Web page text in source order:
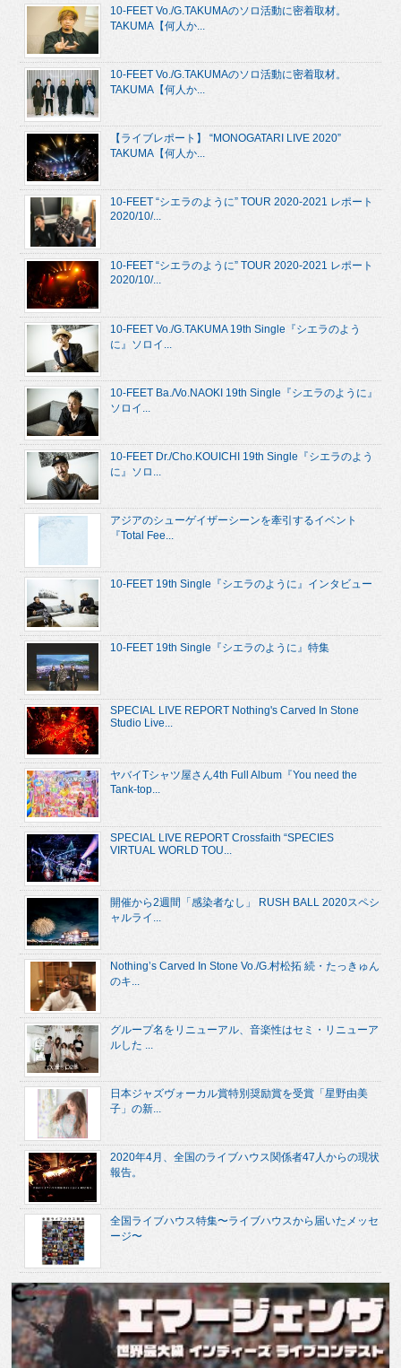
10-FEET Vo./G.TAKUMAのソロ活動に密着取材。
TAKUMA【何人か...
10-FEET Vo./G.TAKUMAのソロ活動に密着取材。
TAKUMA【何人か...
【ライブレポート】 “MONOGATARI LIVE 2020”
TAKUMA【何人か...
10-FEET “シエラのように” TOUR 2020-2021 レポート
2020/10/...
10-FEET “シエラのように” TOUR 2020-2021 レポート
2020/10/...
10-FEET Vo./G.TAKUMA 19th Single『シエラのよう
に』ソロイ...
10-FEET Ba./Vo.NAOKI 19th Single『シエラのように』
ソロイ...
10-FEET Dr./Cho.KOUICHI 19th Single『シエラのよう
に』ソロ...
アジアのシューゲイザーシーンを牽引するイベント
『Total Fee...
10-FEET 19th Single『シエラのように』インタビュー
10-FEET 19th Single『シエラのように』特集
SPECIAL LIVE REPORT Nothing's Carved In Stone
Studio Live...
ヤバイTシャツ屋さん4th Full Album『You need the
Tank-top...
SPECIAL LIVE REPORT Crossfaith “SPECIES
VIRTUAL WORLD TOU...
開催から2週間「感染者なし」 RUSH BALL 2020スペシ
ャルライ...
Nothing’s Carved In Stone Vo./G.村松拓 続・たっきゅん
のキ...
グループ名をリニューアル、音楽性はセミ・リニューア
ルした ...
日本ジャズヴォーカル賞特別奨励賞を受賞「星野由美
子」の新...
2020年4月、全国のライブハウス関係者47人からの現状
報告。
全国ライブハウス特集〜ライブハウスから届いたメッセ
ージ〜